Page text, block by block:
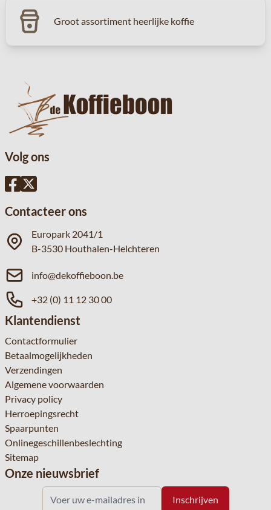
Groot assortiment heerlijke koffie
Volg ons
Contacteer ons
Europark 2041/1
B-3530 Houthalen-Helchteren
info@dekoffieboon.be
+32 (0) 11 12 30 00
Klantendienst
Contactformulier
Betaalmogelijkheden
Verzendingen
Algemene voorwaarden
Privacy policy
Herroepingsrecht
Spaarpunten
Onlinegeschillenbeslechting
Sitemap
Onze nieuwsbrief